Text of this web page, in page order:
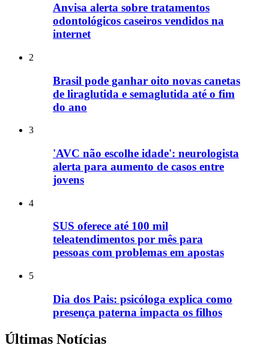
Anvisa alerta sobre tratamentos
odontológicos caseiros vendidos na
internet
2
Brasil pode ganhar oito novas canetas
de liraglutida e semaglutida até o fim
do ano
3
'AVC não escolhe idade': neurologista
alerta para aumento de casos entre
jovens
4
SUS oferece até 100 mil
teleatendimentos por mês para
pessoas com problemas em apostas
5
Dia dos Pais: psicóloga explica como
presença paterna impacta os filhos
Últimas Notícias